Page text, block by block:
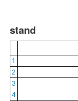
stand
1
2
3
4